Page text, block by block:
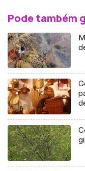
Pode também